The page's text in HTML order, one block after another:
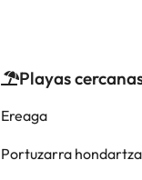
Playas
Ereaga
Portuzarra hondartza